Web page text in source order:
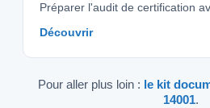
Préparer l'audit de certification
Découvrir
Pour aller plus loin : le kit
14001.